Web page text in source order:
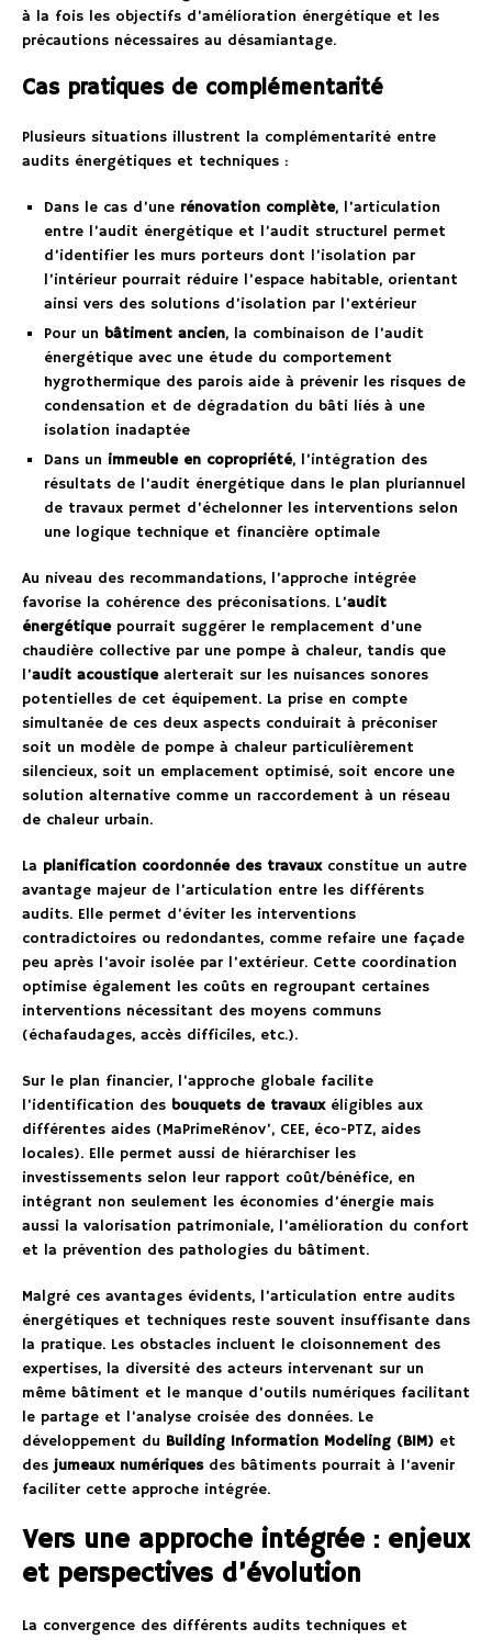
à la fois les objectifs d’amélioration énergétique et les
précautions nécessaires au désamiantage.
Cas pratiques de complémentarité
Plusieurs situations illustrent la complémentarité entre
audits énergétiques et techniques :
Dans le cas d’une rénovation complète, l’articulation
entre l’audit énergétique et l’audit structurel permet
d’identifier les murs porteurs dont l’isolation par
l’intérieur pourrait réduire l’espace habitable, orientant
ainsi vers des solutions d’isolation par l’extérieur
Pour un bâtiment ancien, la combinaison de l’audit
énergétique avec une étude du comportement
hygrothermique des parois aide à prévenir les risques de
condensation et de dégradation du bâti liés à une
isolation inadaptée
Dans un immeuble en copropriété, l’intégration des
résultats de l’audit énergétique dans le plan pluriannuel
de travaux permet d’échelonner les interventions selon
une logique technique et financière optimale
Au niveau des recommandations, l’approche intégrée
favorise la cohérence des préconisations. L’audit
énergétiquepourrait suggérer le remplacement d’une
chaudière collective par une pompe à chaleur, tandis que
l’audit acoustiquealerterait sur les nuisances sonores
potentielles de cet équipement. La prise en compte
simultanée de ces deux aspects conduirait à préconiser
soit un modèle de pompe à chaleur particulièrement
silencieux, soit un emplacement optimisé, soit encore une
solution alternative comme un raccordement à un réseau
de chaleur urbain.
La planification coordonnée des travauxconstitue un autre
avantage majeur de l’articulation entre les différents
audits. Elle permet d’éviter les interventions
contradictoires ou redondantes, comme refaire une façade
peu après l’avoir isolée par l’extérieur. Cette coordination
optimise également les coûts en regroupant certaines
interventions nécessitant des moyens communs
(échafaudages, accès difficiles, etc.).
Sur le plan financier, l’approche globale facilite
l’identification des bouquets de travauxéligibles aux
différentes aides (MaPrimeRénov’, CEE, éco-PTZ, aides
locales). Elle permet aussi de hiérarchiser les
investissements selon leur rapport coût/bénéfice, en
intégrant non seulement les économies d’énergie mais
aussi la valorisation patrimoniale, l’amélioration du confort
et la prévention des pathologies du bâtiment.
Malgré ces avantages évidents, l’articulation entre audits
énergétiques et techniques reste souvent insuffisante dans
la pratique. Les obstacles incluent le cloisonnement des
expertises, la diversité des acteurs intervenant sur un
même bâtiment et le manque d’outils numériques facilitant
le partage et l’analyse croisée des données. Le
développement du Building Information Modeling (BIM) et
desjumeaux numériquesdes bâtiments pourrait à l’avenir
faciliter cette approche intégrée.
Vers une approche intégrée : enjeux
et perspectives d’évolution
La convergence des différents audits techniques et